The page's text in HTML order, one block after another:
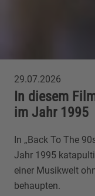
29.07.2026
In diesem
im Jahr 1995
In „Back To The
Jahr 1995
einer Musikwelt
behaupten.